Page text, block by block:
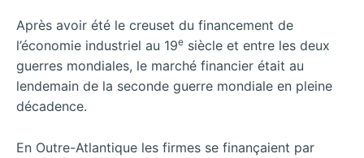
Après avoir été le creuset du financement de
l’économie industriel au 19e siècle et entre les deux
guerres mondiales, le marché financier était au
lendemain de la seconde guerre mondiale en pleine
décadence.
En Outre-Atlantique les firmes se finançaient par